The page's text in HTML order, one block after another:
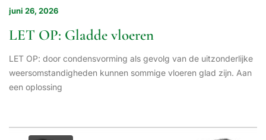
juni 26, 2026
LET OP: Gladde vloeren
LET OP: door condensvorming als gevolg van de uitzonderlijke
weersomstandigheden kunnen sommige vloeren glad zijn. Aan
een oplossing